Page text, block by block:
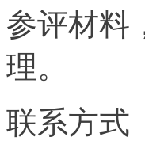
参评材料
理。
联系方式